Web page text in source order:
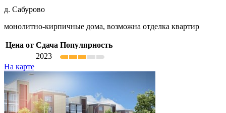
д. Сабурово
монолитно-кирпичные дома, возможна отделка квартир
Цена от Сдача Популярность
2023
На карте